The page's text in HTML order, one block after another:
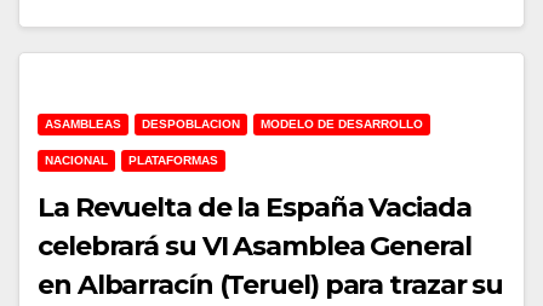
ASAMBLEAS DESPOBLACION MODELO DE DESARROLLO
NACIONAL PLATAFORMAS
La Revuelta de la España Vaciada
celebrará su VI Asamblea General
en Albarracín (Teruel) para trazar su